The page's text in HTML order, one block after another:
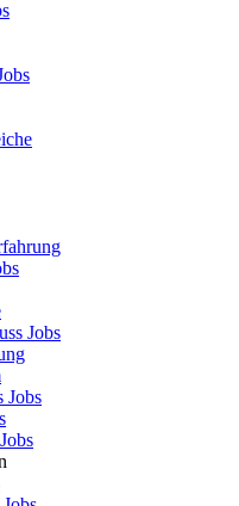
Jobs
Jobs